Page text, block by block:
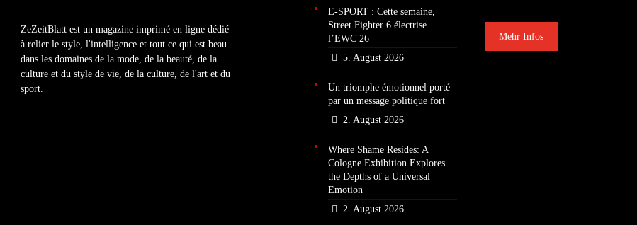
ZeZeitBlatt est un magazine imprimé en ligne dédié
à relier le style, l'intelligence et tout ce qui est beau
dans les domaines de la mode, de la beauté, de la
culture et du style de vie, de la culture, de l'art et du
sport.
E-SPORT : Cette semaine,
Street Fighter 6 électrise
l’EWC 26
5. August 2026
Un triomphe émotionnel porté
par un message politique fort
2. August 2026
Where Shame Resides: A
Cologne Exhibition Explores
the Depths of a Universal
Emotion
2. August 2026
Mehr Infos